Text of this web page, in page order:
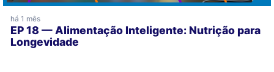
há 1 mês
EP 18 — Alimentação Inteligente: Nutrição para
Longevidade